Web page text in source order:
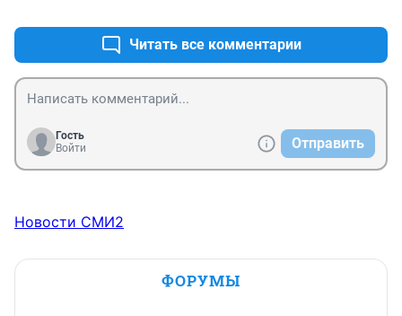
Читать все комментарии
Гость
Войти
Отправить
Новости СМИ2
ФОРУМЫ